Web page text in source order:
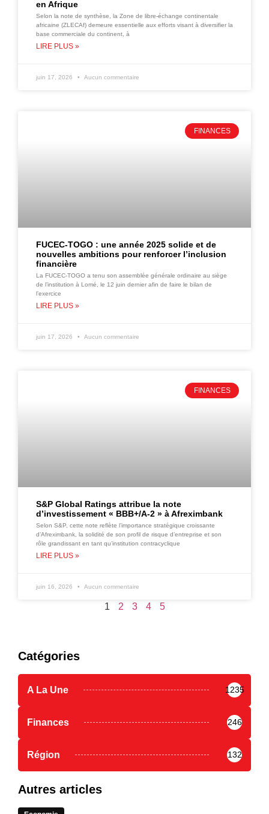
en Afrique
Selon la note de synthèse, la Zone de libre-échange continentale
africaine (ZLECAf) demeure essentielle aux efforts visant à diversifier la
base commerciale du continent, à
LIRE PLUS »
juin 17, 2026 Aucun commentaire
FINANCES
FUCEC-TOGO : une année 2025 solide et de
nouvelles ambitions pour renforcer l’inclusion
financière
La FUCEC-TOGO a tenu son assemblée générale ordinaire au siège
de l’institution à Lomé, le 12 juin dernier afin de faire le bilan de
l’exercice
LIRE PLUS »
juin 17, 2026 Aucun commentaire
FINANCES
S&P Global Ratings attribue la note
d’investissement « BBB+/A-2 » à Afreximbank
Selon S&P, cette note reflète l’importance stratégique croissante
d’Afreximbank, la solidité de son profil de risque d’entreprise et son
rôle grandissant en tant qu’institution contracyclique
LIRE PLUS »
juin 16, 2026 Aucun commentaire
1 2 3 4 5
Catégories
A La Une 1235
Finances 246
Région 132
Autres articles